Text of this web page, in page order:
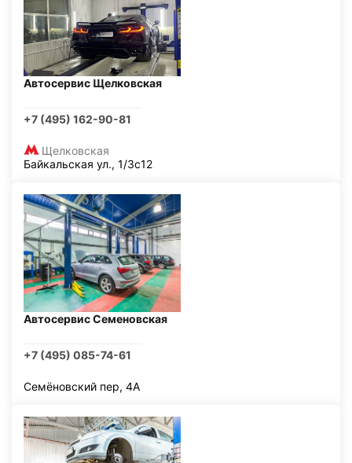
Автосервис Щелковская
+7 (495) 162-90-81
Щелковская
Байкальская ул., 1/3с12
Автосервис Семеновская
+7 (495) 085-74-61
Семёновский пер, 4А